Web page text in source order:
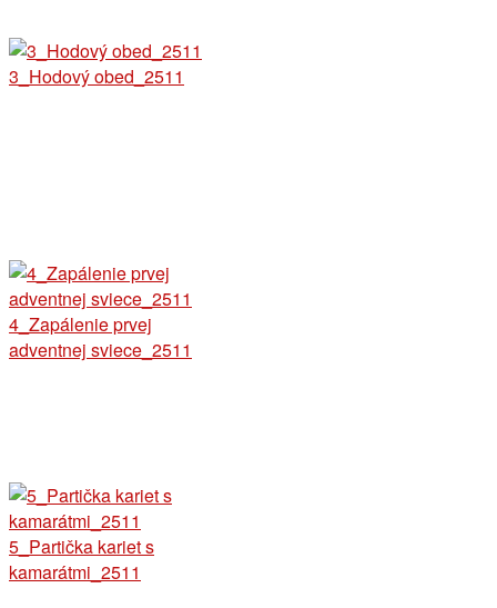
3_Hodový obed_2511
4_Zapálenie prvej
adventnej sviece_2511
5_Partička kariet s
kamarátmi_2511